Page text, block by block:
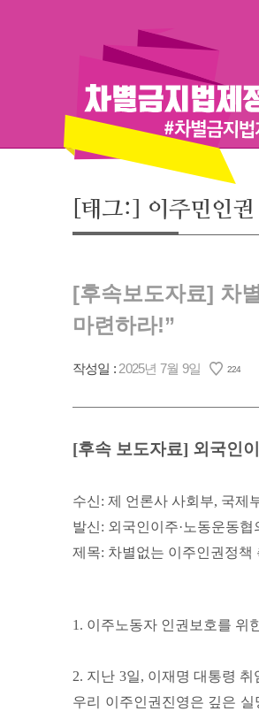
[태그:] 이주민인권
[후속보도자료] 차
마련하라!”
작성일 : 2025년 7월 9일 224
[후속 보도자료] 외국인
수신: 제 언론사 사회부, 국제
발신: 외국인이주·노동운동협
제목: 차별없는 이주인권정책
1. 이주노동자 인권보호를 위
2. 지난 3일, 이재명 대통령
우리 이주인권진영은 깊은